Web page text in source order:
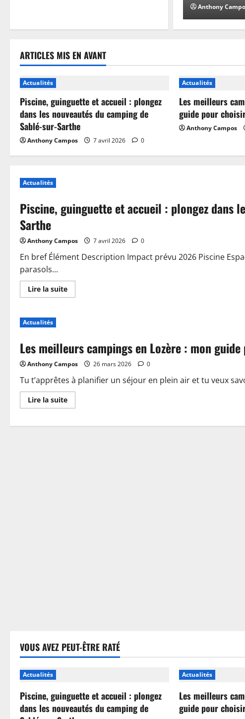
Anthony
ARTICLES MIS EN AVANT
Actualités
Piscine, guinguette et accueil : plongez
dans les nouveautés du camping de
Sablé-sur-Sarthe
Anthony Campos 7 avril 2026 0
Actualités
Les meilleurs
guide pour
Anthony Campos
Actualités
Piscine, guinguette et accueil : plongez dans
Sarthe
Anthony Campos 7 avril 2026 0
En bref Élément Description Impact prévu 2026 Piscine
parasols...
Lire la suiteEn
savoir
:
plongez
les
du
camping
de
Sablé-
sur-
Actualités
Les meilleurs campings en Lozère : mon
Anthony Campos 26 mars 2026 0
Tu t’apprêtes à planifier un séjour en plein air et tu veux
Lire la suiteEn
savoir
Les
VOUS AVEZ PEUT-ÊTRE RATÉ
Actualités
Piscine, guinguette et accueil : plongez
dans les nouveautés du camping de
Actualités
Les meilleurs
guide pour